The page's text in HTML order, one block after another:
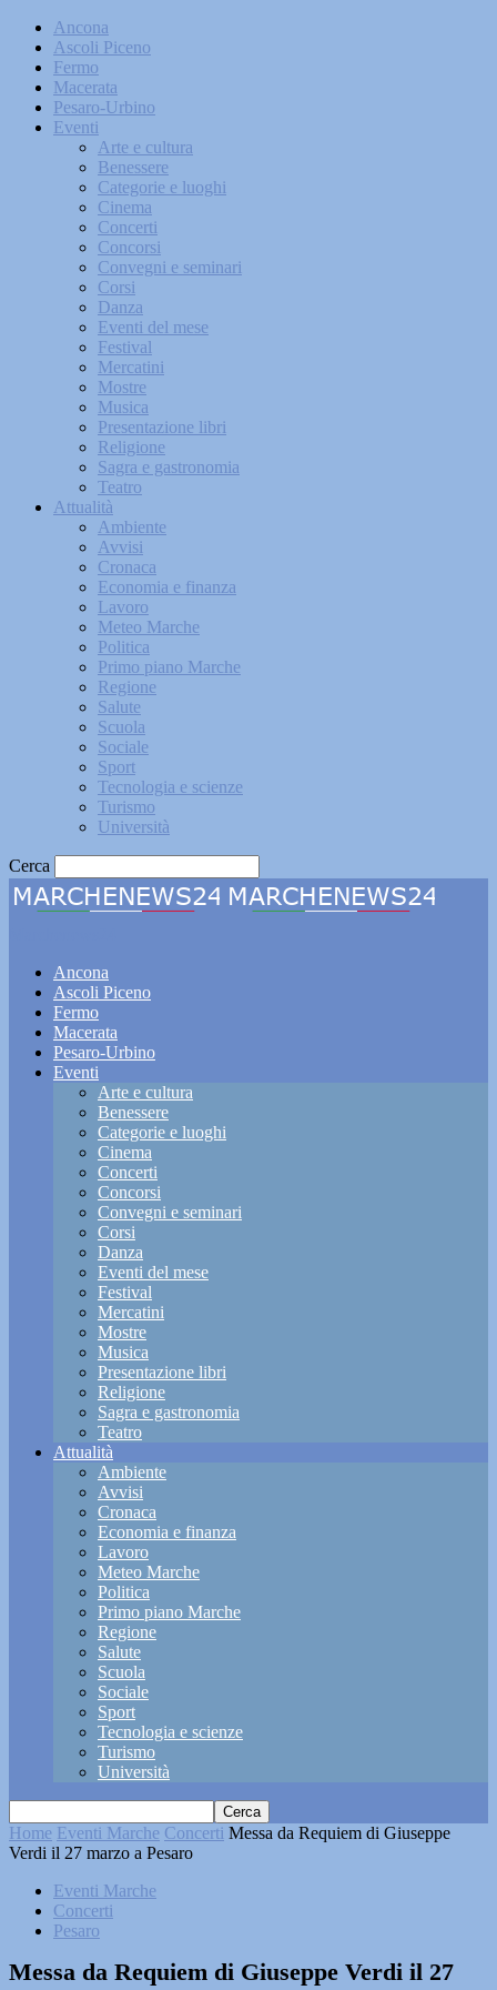
Ancona
Ascoli Piceno
Fermo
Macerata
Pesaro-Urbino
Eventi
Arte e cultura
Benessere
Categorie e luoghi
Cinema
Concerti
Concorsi
Convegni e seminari
Corsi
Danza
Eventi del mese
Festival
Mercatini
Mostre
Musica
Presentazione libri
Religione
Sagra e gastronomia
Teatro
Attualità
Ambiente
Avvisi
Cronaca
Economia e finanza
Lavoro
Meteo Marche
Politica
Primo piano Marche
Regione
Salute
Scuola
Sociale
Sport
Tecnologia e scienze
Turismo
Università
Cerca
Ancona
Ascoli Piceno
Fermo
Macerata
Pesaro-Urbino
Eventi
Arte e cultura
Benessere
Categorie e luoghi
Cinema
Concerti
Concorsi
Convegni e seminari
Corsi
Danza
Eventi del mese
Festival
Mercatini
Mostre
Musica
Presentazione libri
Religione
Sagra e gastronomia
Teatro
Attualità
Ambiente
Avvisi
Cronaca
Economia e finanza
Lavoro
Meteo Marche
Politica
Primo piano Marche
Regione
Salute
Scuola
Sociale
Sport
Tecnologia e scienze
Turismo
Università
Home Eventi Marche Concerti Messa da Requiem di Giuseppe
Verdi il 27 marzo a Pesaro
Eventi Marche
Concerti
Pesaro
Messa da Requiem di Giuseppe Verdi il 27